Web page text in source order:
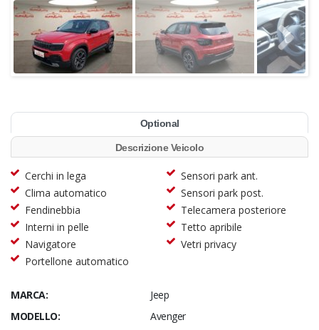
Optional
Descrizione Veicolo
Cerchi in lega
Clima automatico
Fendinebbia
Interni in pelle
Navigatore
Portellone automatico
Sensori park ant.
Sensori park post.
Telecamera posteriore
Tetto apribile
Vetri privacy
MARCA:
Jeep
MODELLO:
Avenger